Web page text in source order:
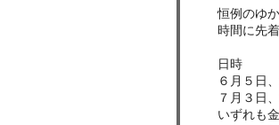
恒例のゆ
時間に先
日時
６月５日
７月３日
いずれも